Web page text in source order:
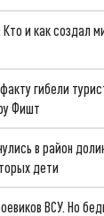
и как создал
гибели
Фишт
в район
дети
ВСУ. Но